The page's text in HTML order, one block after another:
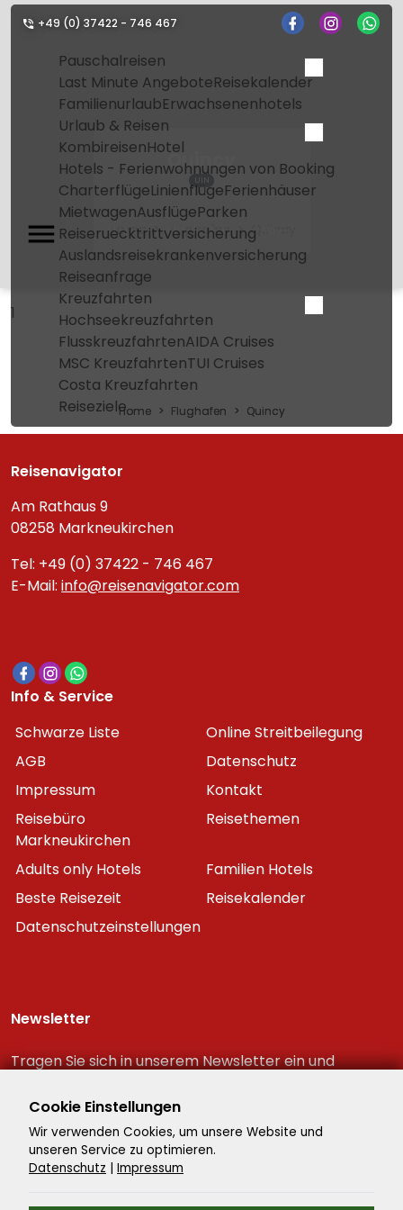
+49 (0) 37422 - 746 467
Pauschalreisen
Last Minute AngeboteReisekalender
FamilienurlaubErwachsenenhotels
Urlaub & Reisen
KombireisenHotel
Hotels - Ferienwohnungen von Booking
CharterflügeLinienflügeFerienhäuser
MietwagenAusflügeParken
Reiseruecktrittversicherung
Auslandsreisekrankenversicherung
Reiseanfrage
Kreuzfahrten
Hochseekreuzfahrten
FlusskreuzfahrtenAIDA Cruises
MSC KreuzfahrtenTUI Cruises
Costa Kreuzfahrten
Reiseziele
Quincy
UIN
Home Flughafen Quincy
1
Home Flughafen Quincy
Reisenavigator
Am Rathaus 9
08258 Markneukirchen
Tel: +49 (0) 37422 - 746 467
E-Mail: info@reisenavigator.com
Info & Service
Schwarze Liste
Online Streitbeilegung
AGB
Datenschutz
Impressum
Kontakt
Reisebüro
Markneukirchen
Reisethemen
Adults only Hotels
Familien Hotels
Beste Reisezeit
Reisekalender
Datenschutzeinstellungen
Newsletter
Tragen Sie sich in unserem Newsletter ein und
Reiseschnäppchen!
Cookie Einstellungen
Wir verwenden Cookies, um unsere Website und
unseren Service zu optimieren.
Datenschutz | Impressum